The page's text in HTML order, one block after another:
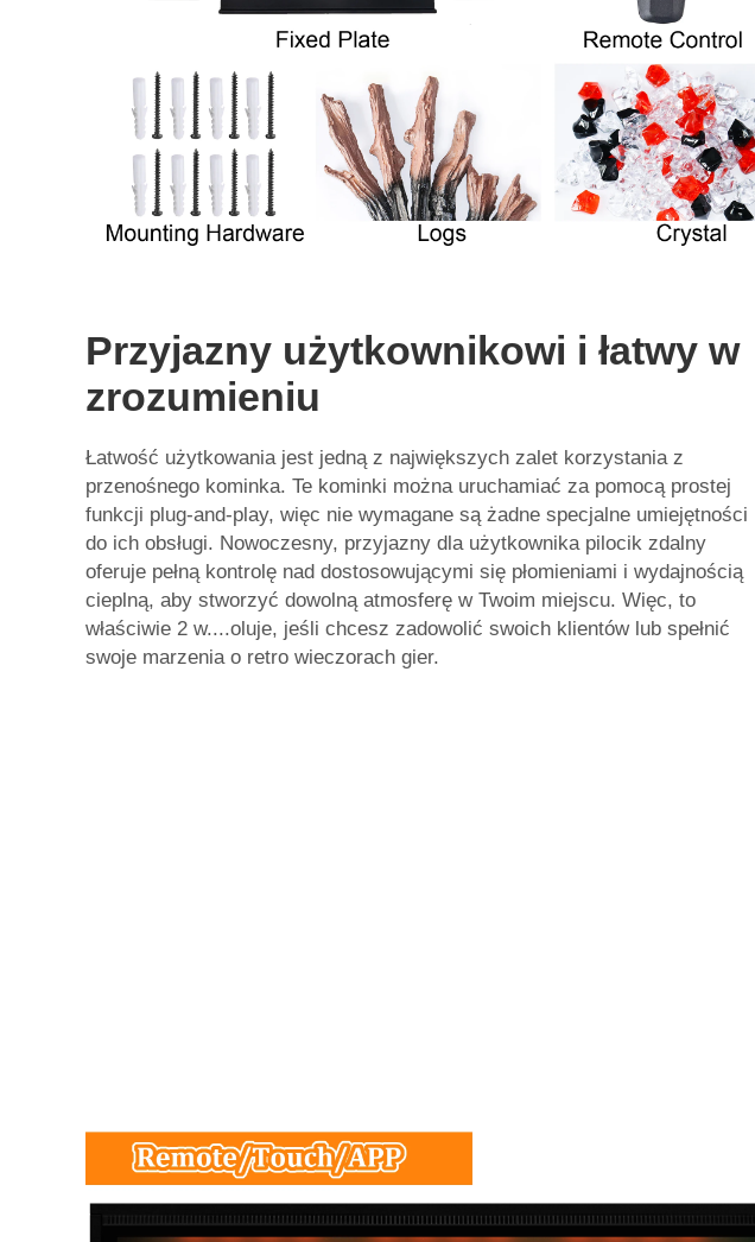
Przyjazny użytkownikowi i łatwy w
zrozumieniu
Łatwość użytkowania jest jedną z największych zalet korzystania z
przenośnego kominka. Te kominki można uruchamiać za pomocą prostej
funkcji plug-and-play, więc nie wymagane są żadne specjalne umiejętności
do ich obsługi. Nowoczesny, przyjazny dla użytkownika pilocik zdalny
oferuje pełną kontrolę nad dostosowującymi się płomieniami i wydajnością
cieplną, aby stworzyć dowolną atmosferę w Twoim miejscu. Więc, to
właściwie 2 w....oluje, jeśli chcesz zadowolić swoich klientów lub spełnić
swoje marzenia o retro wieczorach gier.